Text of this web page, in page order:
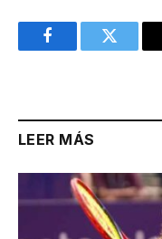
FacebookTwitter
LEER MÁS